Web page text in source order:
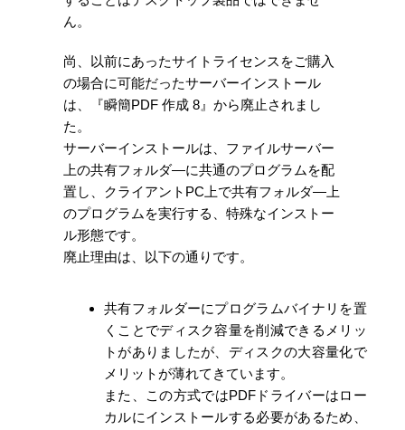
ん。
尚、以前にあったサイトライセンスをご購入
の場合に可能だったサーバーインストール
は、『瞬簡PDF 作成 8』から廃止されまし
た。
サーバーインストールは、ファイルサーバー
上の共有フォルダ―に共通のプログラムを配
置し、クライアントPC上で共有フォルダ―上
のプログラムを実行する、特殊なインストー
ル形態です。
廃止理由は、以下の通りです。
共有フォルダーにプログラムバイナリを置
くことでディスク容量を削減できるメリッ
トがありましたが、ディスクの大容量化で
メリットが薄れてきています。
また、この方式ではPDFドライバーはロー
カルにインストールする必要があるため、